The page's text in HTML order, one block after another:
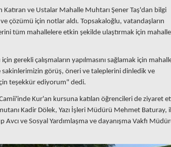
ve Ustalar Mahalle Muhtarı Şener Taş'dan bilgi
çözümü için notlar aldı. Topsakaloğlu, vatandaşların
tüm mahallelere etkin şekilde ulaştırmak için mahalle
gerekli çalışmaların yapılmasını sağlamak için
görüş, öneri ve taleplerini dinledik ve
için teşekkür ediyorum" dedi.
Kur'an kursuna katılan öğrencileri de ziyaret
Kadir Dölek, Yazı İşleri Müdürü Mehmet Baturay,
ve Sosyal Yardımlaşma ve dayanışma Vakfı